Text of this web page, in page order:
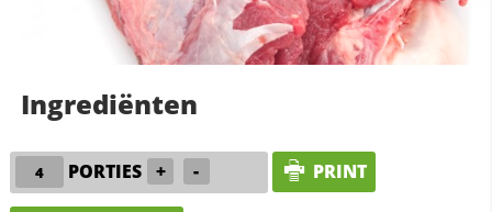
Ingrediënten
PORTIES + - PRINT